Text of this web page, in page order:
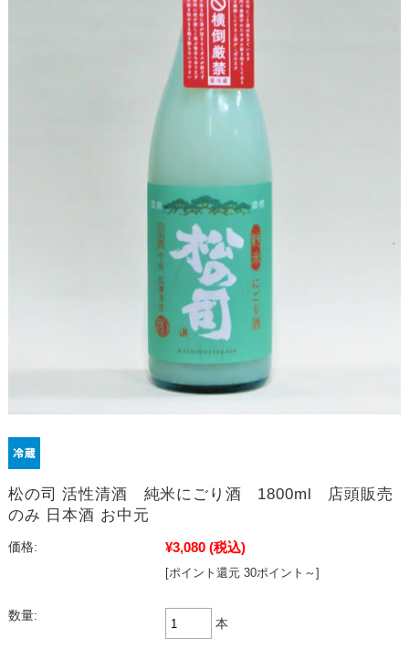
松の司 活性清酒 純米にごり酒 1800ml 店頭販売
のみ 日本酒 お中元
価格: ¥3,080 (税込)
[ポイント還元 30ポイント～]
数量:
本